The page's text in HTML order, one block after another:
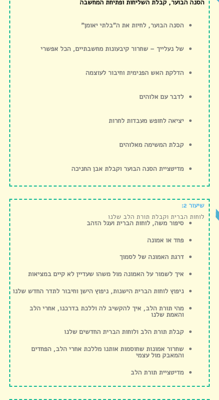
הסנה הבוער, קבלת השליחות ופתיחת המחשבה
הסנה הבוער, לחיות את ה”בלתי יאומן”
של נעלייך – שחרור קיבעונות מחשבתיים, הכל אפשרי
הדלקת האש הפנימית וחיבור לעוצמה
לדבר עם אלוהים
יציאה לחופש מעבדות לחרות
קבלת המשימה מאלוהים
מדיטציית הסנה הבוער וקבלת אבן החניכה
שיעור 2:
לוחות הברית וקבלת תורת הלב שלנו
סיפור משה, לוחות הברית ועגל הזהב
פחד או אמונה
דרגת האמונה של לסמוך
איך לשמור על האמונה מול משהו שעדיין לא קיים במציאות
ניפוץ לוחות הברית הישנות, ניפוץ הישן וחיבור לתדר החדש שלנו
מהי תורת הלב, איך להקשיב לה וללכת בדרכנו, אחרי הלב
והאמת שלנו
קבלת תורת הלב ולוחות הברית החדשים שלנו
שחרור אמונות שחוסמות אותנו מללכת אחרי הלב, הפחדים
והמאבק מול עצמי
מדיטציית תורת הלב